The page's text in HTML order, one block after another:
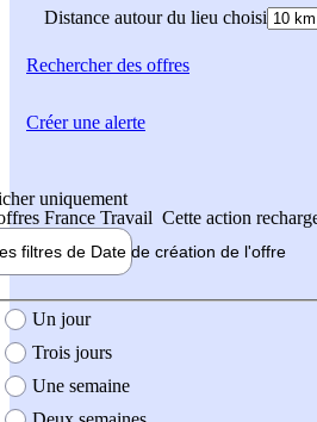
Distance autour du lieu choisi
Rechercherdes offres
uniquement
France Travail Cette action
filtres de Date de création de l'offre
création de l'offre
Un jour
Trois jours
Une semaine
Créer une alerte